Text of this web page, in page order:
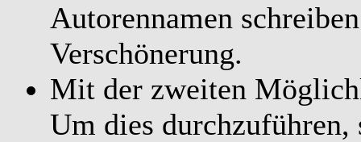
Autorennamen
Verschönerung.
Mit der zweiten
Um dies